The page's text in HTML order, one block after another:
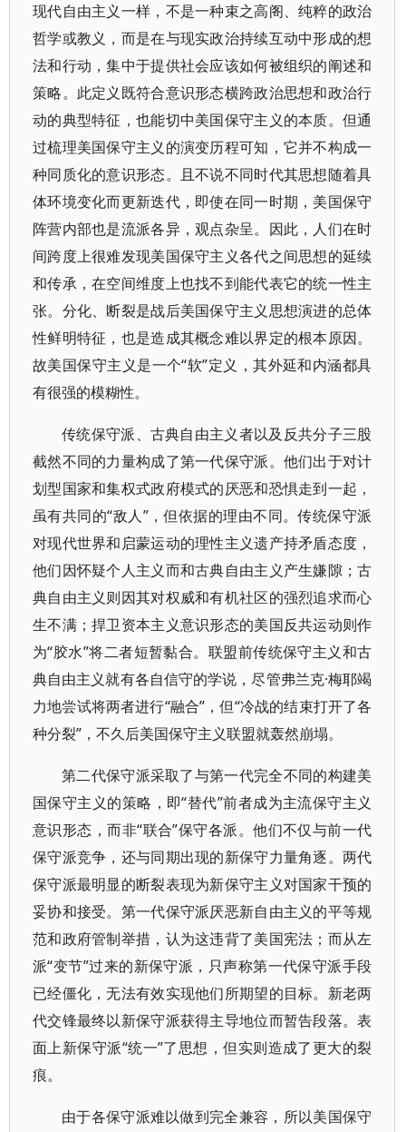
现代自由主义一样，不是一种束之高阁、纯粹的政治
哲学或教义，而是在与现实政治持续互动中形成的想
法和行动，集中于提供社会应该如何被组织的阐述和
策略。此定义既符合意识形态横跨政治思想和政治行
动的典型特征，也能切中美国保守主义的本质。但通
过梳理美国保守主义的演变历程可知，它并不构成一
种同质化的意识形态。且不说不同时代其思想随着具
体环境变化而更新迭代，即使在同一时期，美国保守
阵营内部也是流派各异，观点杂呈。因此，人们在时
间跨度上很难发现美国保守主义各代之间思想的延续
和传承，在空间维度上也找不到能代表它的统一性主
张。分化、断裂是战后美国保守主义思想演进的总体
性鲜明特征，也是造成其概念难以界定的根本原因。
故美国保守主义是一个“软”定义，其外延和内涵都具
有很强的模糊性。
传统保守派、古典自由主义者以及反共分子三股
截然不同的力量构成了第一代保守派。他们出于对计
划型国家和集权式政府模式的厌恶和恐惧走到一起，
虽有共同的“敌人”，但依据的理由不同。传统保守派
对现代世界和启蒙运动的理性主义遗产持矛盾态度，
他们因怀疑个人主义而和古典自由主义产生嫌隙；古
典自由主义则因其对权威和有机社区的强烈追求而心
生不满；捍卫资本主义意识形态的美国反共运动则作
为“胶水”将二者短暂黏合。联盟前传统保守主义和古
典自由主义就有各自信守的学说，尽管弗兰克·梅耶竭
力地尝试将两者进行“融合”，但“冷战的结束打开了各
种分裂”，不久后美国保守主义联盟就轰然崩塌。
第二代保守派采取了与第一代完全不同的构建美
国保守主义的策略，即“替代”前者成为主流保守主义
意识形态，而非“联合”保守各派。他们不仅与前一代
保守派竞争，还与同期出现的新保守力量角逐。两代
保守派最明显的断裂表现为新保守主义对国家干预的
妥协和接受。第一代保守派厌恶新自由主义的平等规
范和政府管制举措，认为这违背了美国宪法；而从左
派“变节”过来的新保守派，只声称第一代保守派手段
已经僵化，无法有效实现他们所期望的目标。新老两
代交锋最终以新保守派获得主导地位而暂告段落。表
面上新保守派“统一”了思想，但实则造成了更大的裂
痕。
由于各保守派难以做到完全兼容，所以美国保守